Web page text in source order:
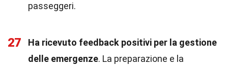
passeggeri.
27
Ha ricevuto feedback positivi per la gestione
delle emergenze. La preparazione e la